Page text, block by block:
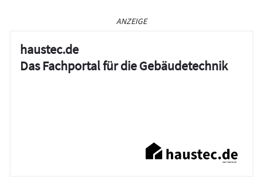
ANZEIGE
haustec.de
Das Fachportal für die Gebäudetechnik